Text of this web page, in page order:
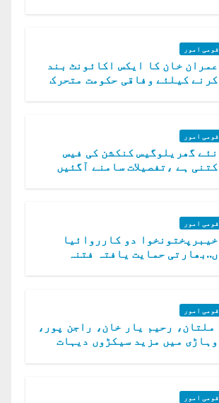
قومی امور
عمران خان کا ایکس اکائونٹ بند
کرنے کیلئے وفاقی حکومت متحرک
قومی امور
نئے گھریلوگیس کنکشن کی فیس
کتنی ہے ،تفصیلات سامنے آگئیں
قومی امور
خیبرپختونخوا دو کارروائیا
ں..بھارتی حمایت یافتہ فتنہ
قومی امور
ملتان، رحیم یار خان، راجن پور،
وہاڑی میں مزید سیکڑوں دیہات
قومی امور